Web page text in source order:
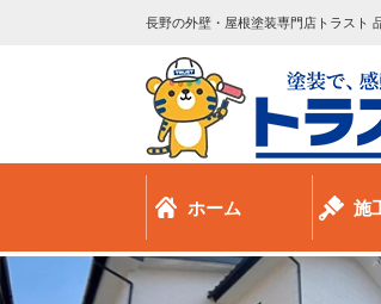
長野の外壁・屋根塗装専門店トラスト
ホーム 施